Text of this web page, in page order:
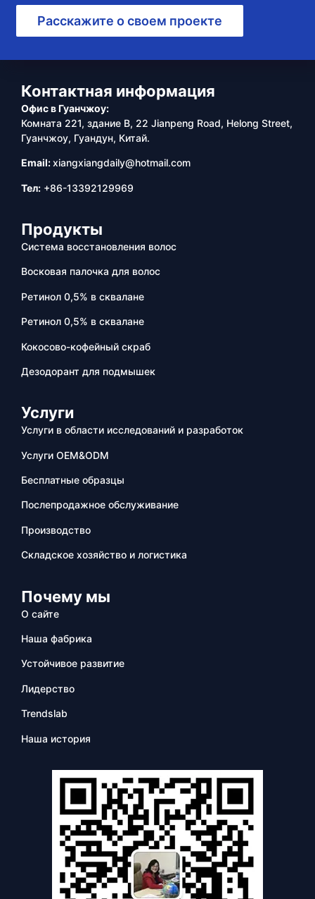
Расскажите о своем проекте
Контактная информация
Офис в Гуанчжоу:
Комната 221, здание B, 22 Jianpeng Road, Helong Street,
Гуанчжоу, Гуандун, Китай.
Email:xiangxiangdaily@hotmail.com
Тел: +86-13392129969
Продукты
Система восстановления волос
Восковая палочка для волос
Ретинол 0,5% в сквалане
Ретинол 0,5% в сквалане
Кокосово-кофейный скраб
Дезодорант для подмышек
Услуги
Услуги в области исследований и разработок
Услуги OEM&ODM
Бесплатные образцы
Послепродажное обслуживание
Производство
Складское хозяйство и логистика
Почему мы
О сайте
Наша фабрика
Устойчивое развитие
Лидерство
Trendslab
Наша история